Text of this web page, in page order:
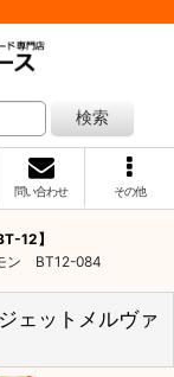
検索
問い合わせ その他
12】
モン BT12-084
ェットメルヴァ